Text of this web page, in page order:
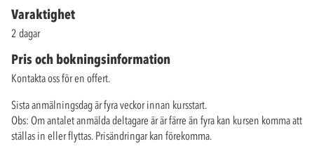
Varaktighet
2 dagar
Pris och bokningsinformation
Kontakta oss för en offert.
Sista anmälningsdag är fyra veckor innan kursstart.
Obs: Om antalet anmälda deltagare är är färre än fyra kan kursen komma att
ställas in eller flyttas. Prisändringar kan förekomma.